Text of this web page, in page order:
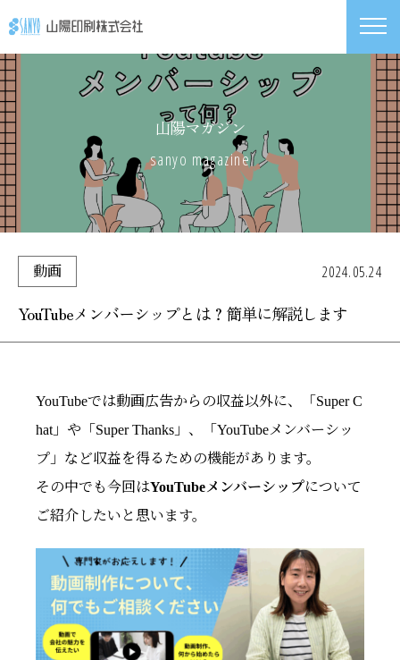
山陽マガジン
sanyo magazine
動画 2024.05.24
YouTubeメンバーシップとは？簡単に解説します
YouTubeでは動画広告からの収益以外に、「Super C
hat」や「Super Thanks」、「YouTubeメンバーシッ
プ」など収益を得るための機能があります。
その中でも今回はYouTubeメンバーシップについて
ご紹介したいと思います。